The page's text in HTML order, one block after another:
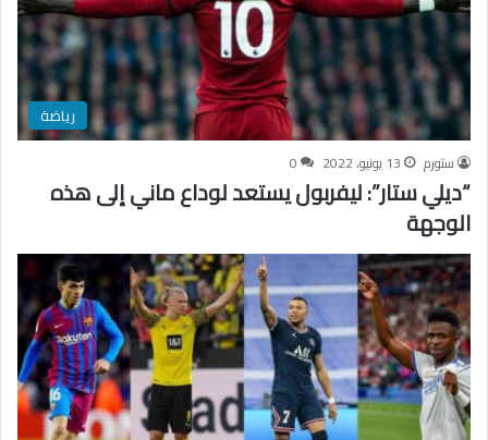
رياضة
ستورم 13 يونيو، 2022 0
“ديلي ستار”: ليفربول يستعد لوداع ماني إلى هذه
الوجهة